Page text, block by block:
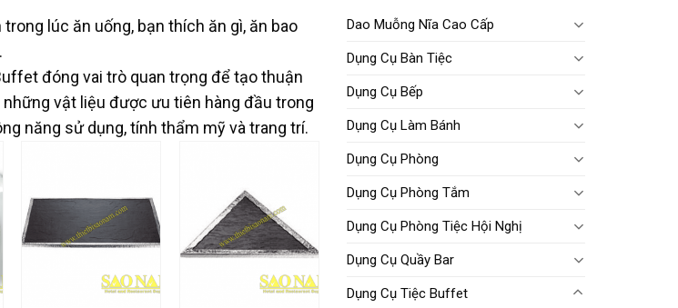
lúc ăn uống, bạn thích ăn gì, ăn bao
đóng vai trò quan trọng để tạo thuận
vật liệu được ưu tiên hàng đầu trong
năng sử dụng, tính thẩm mỹ và trang trí.
Dao Muỗng Nĩa Cao Cấp
Dụng Cụ Bàn Tiệc
Dụng Cụ Bếp
Dụng Cụ Làm Bánh
Dụng Cụ Phòng
Dụng Cụ Phòng Tắm
Dụng Cụ Phòng Tiệc Hội Nghị
Dụng Cụ Quầy Bar
Dụng Cụ Tiệc Buffet